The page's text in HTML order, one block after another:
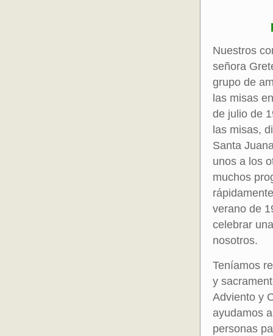
Nuestros
señora
grupo de
las misas
de julio de
las misas,
Santa
unos a los
muchos
verano de
celebrar
nosotros.
Teníamos
y
Adviento y
ayudamos
personas